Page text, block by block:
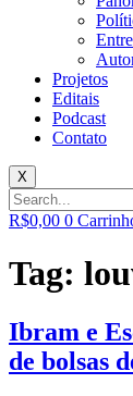
Projetos
Editais
Podcast
Contato
X
R$0,00 0
Tag:
Ibram e
de bolsas